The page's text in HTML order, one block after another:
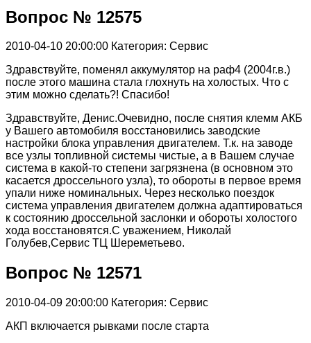
Вопрос № 12575
2010-04-10 20:00:00 Категория: Сервис
Здравствуйте, поменял аккумулятор на раф4 (2004г.в.)
после этого машина стала глохнуть на холостых. Что с
этим можно сделать?! Спасибо!
Здравствуйте, Денис.Очевидно, после снятия клемм АКБ
у Вашего автомобиля восстановились заводские
настройки блока управления двигателем. Т.к. на заводе
все узлы топливной системы чистые, а в Вашем случае
система в какой-то степени загрязнена (в основном это
касается дроссельного узла), то обороты в первое время
упали ниже номинальных. Через несколько поездок
система управления двигателем должна адаптироваться
к состоянию дроссельной заслонки и обороты холостого
хода восстановятся.С уважением, Николай
Голубев,Сервис ТЦ Шереметьево.
Вопрос № 12571
2010-04-09 20:00:00 Категория: Сервис
АКП включается рывками после старта